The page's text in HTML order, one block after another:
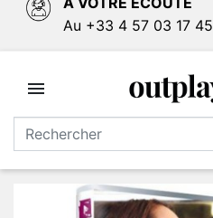
Au +33 4 57 03 17 45
